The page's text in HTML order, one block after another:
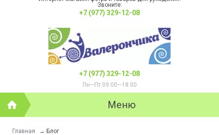
Звоните:
+7 (977) 329-12-08
+7 (977) 329-12-08
Пн—Пт 09:00—18:00
Меню
Главная → Блог